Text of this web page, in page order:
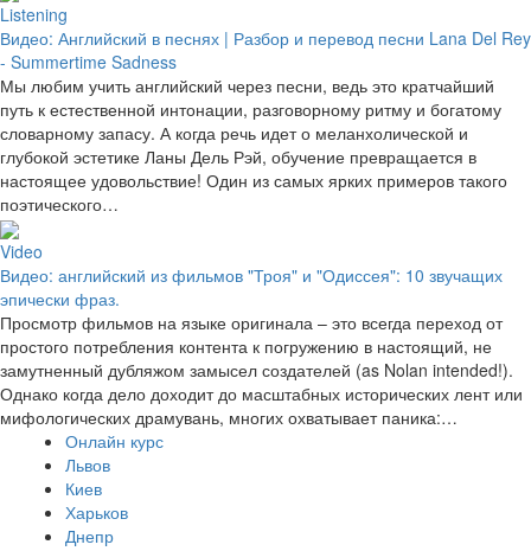
Listening
Видео: Английский в песнях | Разбор и перевод песни Lana Del Rey
- Summertime Sadness
Мы любим учить английский через песни, ведь это кратчайший
путь к естественной интонации, разговорному ритму и богатому
словарному запасу. А когда речь идет о меланхолической и
глубокой эстетике Ланы Дель Рэй, обучение превращается в
настоящее удовольствие! Один из самых ярких примеров такого
поэтического…
Video
Видео: английский из фильмов "Троя" и "Одиссея": 10 звучащих
эпически фраз.
Просмотр фильмов на языке оригинала – это всегда переход от
простого потребления контента к погружению в настоящий, не
замутненный дубляжом замысел создателей (as Nolan intended!).
Однако когда дело доходит до масштабных исторических лент или
мифологических драмувань, многих охватывает паника:…
Онлайн курс
Львов
Киев
Харьков
Днепр